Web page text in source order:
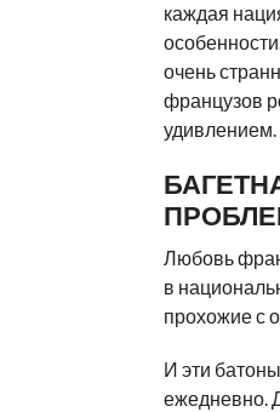
каждая
очень
французов
удивлением.
Любовь
в
прохожие с
И эти
ежедневно.